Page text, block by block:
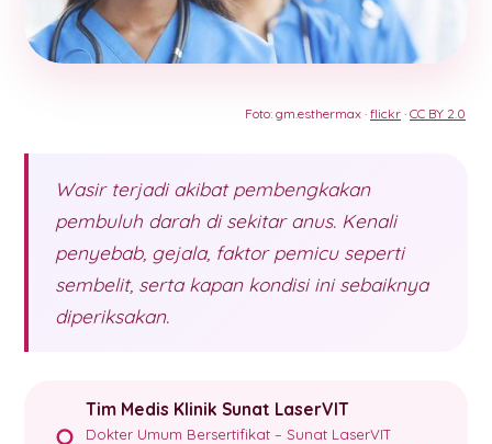
Foto: gm.esthermax · flickr · CC BY 2.0
Wasir terjadi akibat pembengkakan
pembuluh darah di sekitar anus. Kenali
penyebab, gejala, faktor pemicu seperti
sembelit, serta kapan kondisi ini sebaiknya
diperiksakan.
Tim Medis Klinik Sunat LaserVIT
Dokter Umum Bersertifikat – Sunat LaserVIT